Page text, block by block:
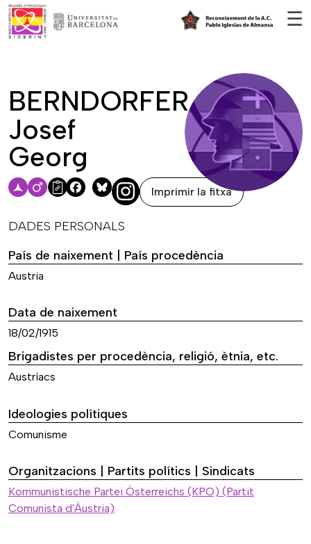
☰
BERNDORFER,
Josef
Georg
Facebook
Bluesky Imprimir la fitxa
DADES PERSONALS
País de naixement | País procedència
Austria
Data de naixement
18/02/1915
Brigadistes per procedència, religió, ètnia, etc.
Austríacs
Ideologies polítiques
Comunisme
Organitzacions | Partits polítics | Sindicats
Kommunistische Partei Österreichs (KPO) (Partit
Comunista d'Àustria)